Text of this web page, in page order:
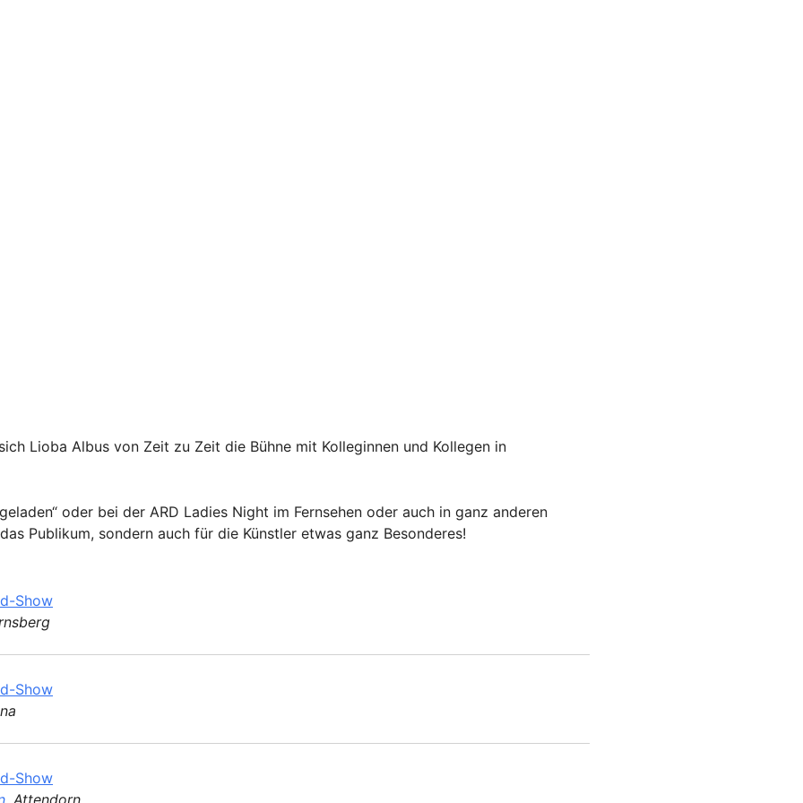
Lioba Albus von Zeit zu Zeit die Bühne mit Kolleginnen und Kollegen in
oder bei der ARD Ladies Night im Fernsehen oder auch in ganz anderen
Publikum, sondern auch für die Künstler etwas ganz Besonderes!
Show
Show
Show